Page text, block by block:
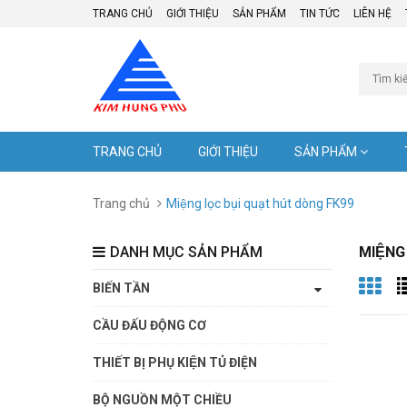
TRANG CHỦ GIỚI THIỆU SẢN PHẨM TIN TỨC LIÊN HỆ
TRANG CHỦ GIỚI THIỆU SẢN PHẨM
Trang chủ Miệng lọc bụi quạt hút dòng FK99
DANH MỤC SẢN PHẨM
BIẾN TẦN
CẦU ĐẤU ĐỘNG CƠ
THIẾT BỊ PHỤ KIỆN TỦ ĐIỆN
BỘ NGUỒN MỘT CHIỀU